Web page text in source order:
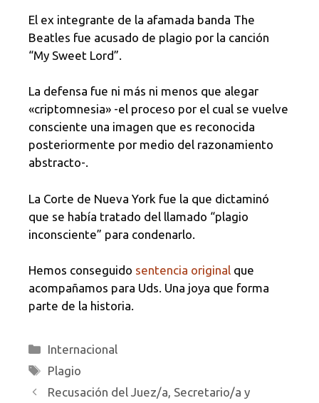
El ex integrante de la afamada banda The
Beatles fue acusado de plagio por la canción
“My Sweet Lord”.
La defensa fue ni más ni menos que alegar
«criptomnesia» -el proceso por el cual se vuelve
consciente una imagen que es reconocida
posteriormente por medio del razonamiento
abstracto-.
La Corte de Nueva York fue la que dictaminó
que se había tratado del llamado “plagio
inconsciente” para condenarlo.
Hemos conseguido sentencia original que
acompañamos para Uds. Una joya que forma
parte de la historia.
Categorías
Internacional
Etiquetas
Plagio
Recusación del Juez/a, Secretario/a y